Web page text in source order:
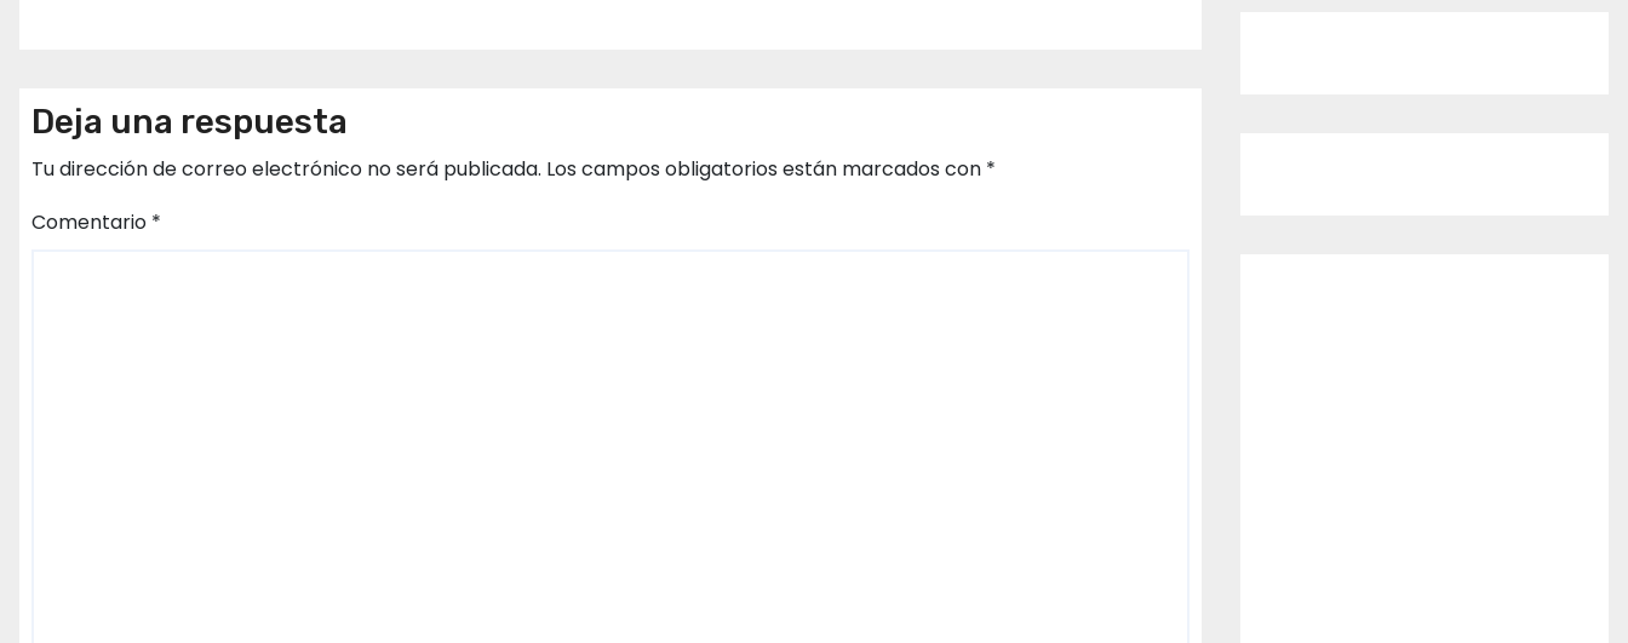
Deja una respuesta
Tu dirección de correo electrónico no será publicada. Los campos obligatorios están marcados con *
Comentario *